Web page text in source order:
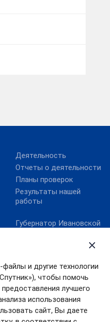
и другие технологии
чтобы помочь
лучшего
использования
сайт, Вы даете
Деятельность
Отчеты о деятельности
Планы проверок
Результаты нашей
работы
Губернатор Ивановской
Правительство
Ивановской области
Работа в России